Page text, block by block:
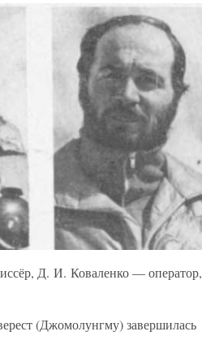
Д. И. Коваленко — оператор,
(Джомолунгму) завершилась